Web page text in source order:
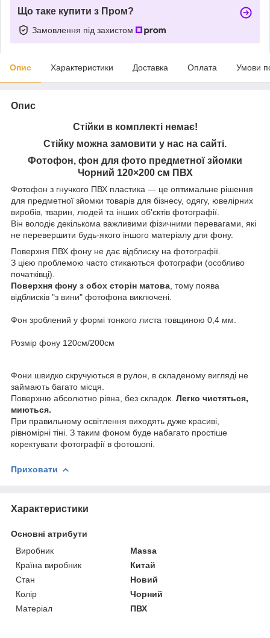
Що таке купити з Пром?
Замовлення під захистом
Опис Характеристики Доставка Оплата Умови
Опис
Стійки в комплекті немає!
Стійку можна замовити у нас на сайті.
Фотофон, фон для фото предметної зйомки
Чорний 120×200 см ПВХ
Фотофон з гнучкого ПВХ пластика — це оптимальне рішення
для предметної зйомки товарів для бізнесу, одягу, ювелірних
виробів, тварин, людей та інших об'єктів фотографії.
Він володіє декількома важливими фізичними перевагами, які
не перевершити будь-якого іншого матеріалу для фону.
Поверхня ПВХ фону не дає відблиску на фотографії.
З цією проблемою часто стикаються фотографи (особливо
початківці).
Поверхня фону з обох сторін матова , тому поява
відблисків "з вини" фотофона виключені.
Фон зроблений у формі тонкого листа товщиною 0,4 мм.
Розмір фону 120см/200см
Фони швидко скручуються в рулон, в складеному вигляді не
займають багато місця.
Поверхню абсолютно рівна, без складок. Легко чистяться,
миються.
При правильному освітлення виходять дуже красиві,
рівномірні тіні. З таким фоном буде набагато простіше
коректувати фотографії в фотошопі.
Приховати
Характеристики
Основні атрибути
Виробник
Massa
Країна виробник
Китай
Стан
Новий
Колір
Чорний
Матеріал
ПВХ